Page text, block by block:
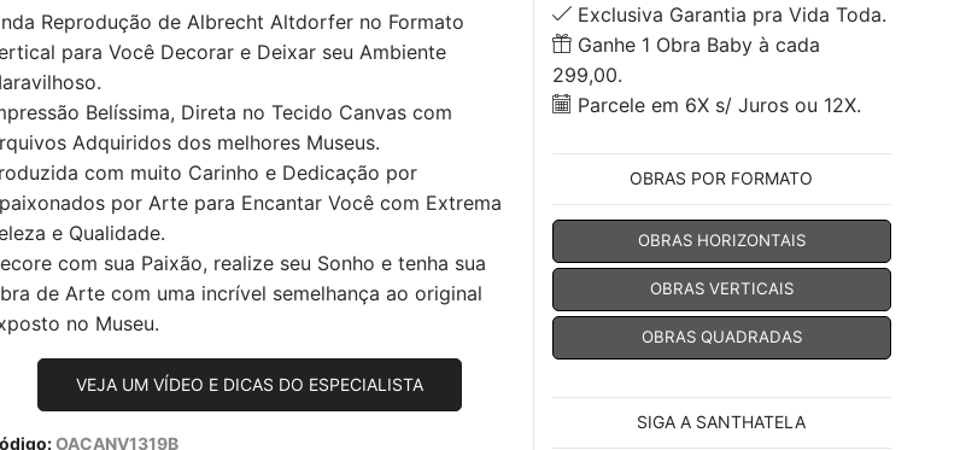
Reprodução de Albrecht Altdorfer no Formato
para Você Decorar e Deixar seu Ambiente
Belíssima, Direta no Tecido Canvas com
Adquiridos dos melhores Museus.
com muito Carinho e Dedicação por
por Arte para Encantar Você com Extrema
e Qualidade.
com sua Paixão, realize seu Sonho e tenha sua
de Arte com uma incrível semelhança ao original
no Museu.
VEJA UM VÍDEO E DICAS DO ESPECIALISTA
OACANV1319B
Exclusiva Garantia pra Vida Toda.
Ganhe 1 Obra Baby à cada
299,00.
Parcele em 6X s/ Juros ou 12X.
OBRAS POR FORMATO
OBRAS HORIZONTAIS
OBRAS VERTICAIS
OBRAS QUADRADAS
SIGA A SANTHATELA